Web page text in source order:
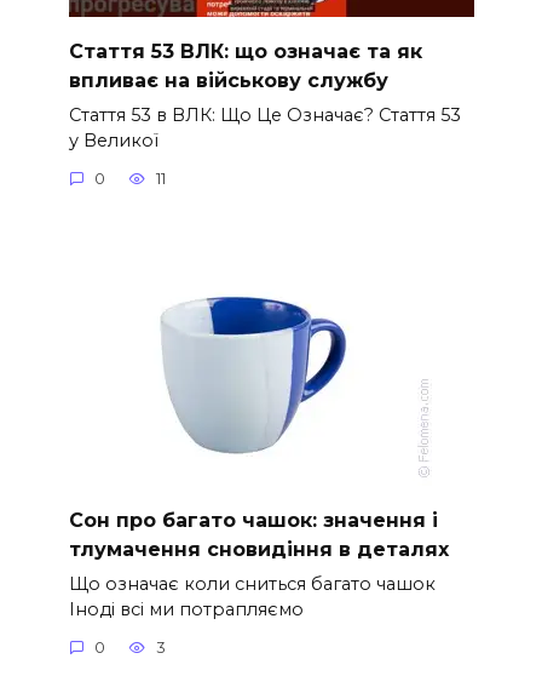
Стаття 53 ВЛК: що означає та як
впливає на військову службу
Стаття 53 в ВЛК: Що Це Означає? Стаття 53
у Великої
0 11
Сон про багато чашок: значення і
тлумачення сновидіння в деталях
Що означає коли сниться багато чашок
Іноді всі ми потрапляємо
0 3